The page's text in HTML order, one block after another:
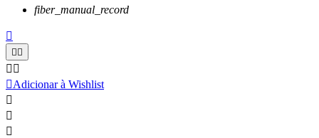
fiber_manual_record

 
 
Adicionar à Wishlist


